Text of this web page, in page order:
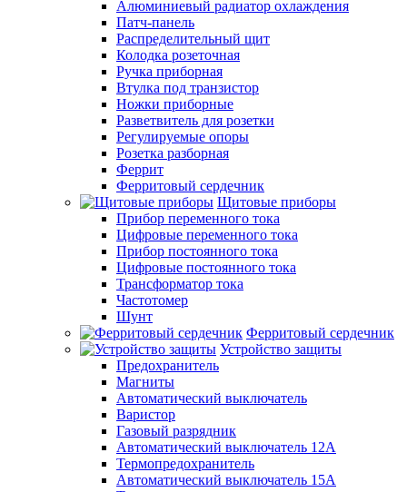
Алюминиевый радиатор охлаждения
Патч-панель
Распределительный щит
Колодка розеточная
Ручка приборная
Втулка под транзистор
Ножки приборные
Разветвитель для розетки
Регулируемые опоры
Розетка разборная
Феррит
Ферритовый сердечник
Щитовые приборы
Прибор переменного тока
Цифровые переменного тока
Прибор постоянного тока
Цифровые постоянного тока
Трансформатор тока
Частотомер
Шунт
Ферритовый сердечник
Устройство защиты
Предохранитель
Магниты
Автоматический выключатель
Варистор
Газовый разрядник
Автоматический выключатель 12А
Термопредохранитель
Автоматический выключатель 15А